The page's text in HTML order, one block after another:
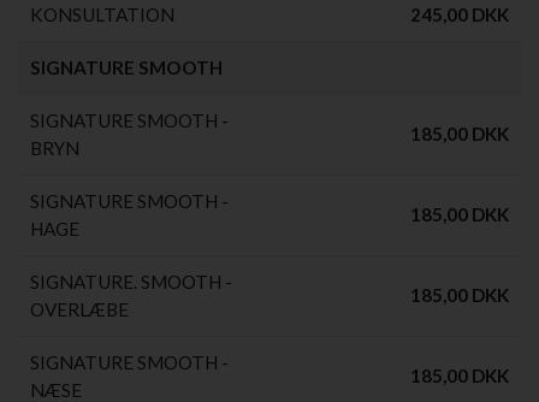
KONSULTATION 245,00 DKK
SIGNATURE SMOOTH
SIGNATURE SMOOTH -
BRYN
185,00 DKK
SIGNATURE SMOOTH -
HAGE
185,00 DKK
SIGNATURE. SMOOTH -
OVERLÆBE
185,00 DKK
SIGNATURE SMOOTH -
NÆSE
185,00 DKK